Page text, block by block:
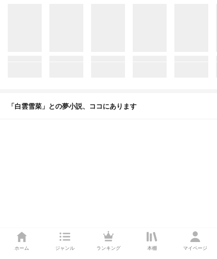
ホーム ジャンル ランキング 本棚 マイページ
「白雲雪菜」との夢小説、ココにあります
ノベルスタジオならストーリーは無限大！
あなただけの夢小説に出会える！